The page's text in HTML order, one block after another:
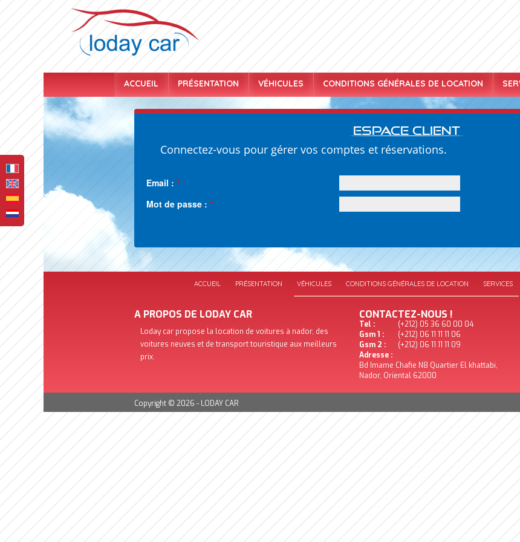
ACCUEIL PRÉSENTATION VÉHICULES CONDITIONS GÉNÉRALES DE LOCATION
Espace client
Connectez-vous pour gérer vos comptes et réservations.
Email : *
Mot de passe : *
ACCUEIL PRÉSENTATION VÉHICULES CONDITIONS GÉNÉRALES DE LOCATION SERVICES
A PROPOS DE LODAY CAR
Loday car propose la location de voitures à nador, des
voitures neuves et de transport touristique aux meilleurs
prix.
CONTACTEZ-NOUS !
Tel :
(+212) 05 36 60 00 04
Gsm 1 :
(+212) 06 11 11 11 06
Gsm 2 :
(+212) 06 11 11 11 09
Adresse :
Bd Imame Chafie N8 Quartier El khattabi,
Nador, Oriental 62000
Copyright © 2026 - LODAY CAR